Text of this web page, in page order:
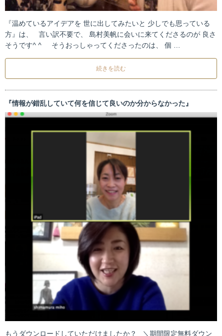
『温めているアイデアを 世に出してみたいと 少しでも思っている
方』は、 言い訳不要で、 島村美帆に会いに来てくださるのが 良さ
そうです^ ^ そうおっしゃってくださったのは、 個 …
続きを読む
『情報が錯乱していて何を信じて良いのか分からなかった』
もうダウンロードしていただけましたか？ ＼期間限定無料ダウン